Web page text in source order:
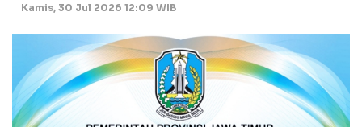
Kamis, 30 Jul 2026 12:09 WIB